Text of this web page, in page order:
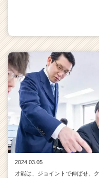
2024.03.05
才能は、ジョイントで伸ばせ。ク